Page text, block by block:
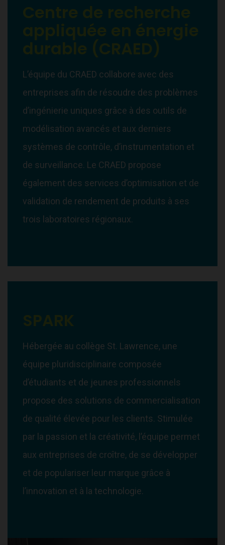
Centre de recherche
appliquée en énergie
durable (CRAED)
L’équipe du CRAED collabore avec des
entreprises afin de résoudre des problèmes
d’ingénierie uniques grâce à des outils de
modélisation avancés et aux derniers
systèmes de contrôle, d’instrumentation et
de surveillance. Le CRAED propose
également des services d’optimisation et de
validation de rendement de produits à ses
trois laboratoires régionaux.
SPARK
Hébergée au collège St. Lawrence, une
équipe pluridisciplinaire composée
d’étudiants et de jeunes professionnels
propose des solutions de commercialisation
de qualité élevée pour les clients. Stimulée
par la passion et la créativité, l’équipe permet
aux entreprises de croître, de se développer
et de populariser leur marque grâce à
l’innovation et à la technologie.